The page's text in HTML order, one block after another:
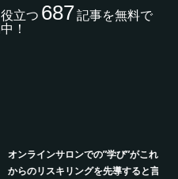
立つ 687記事を無料で
！
オンラインサロンでの”学び”がこれ
からのリスキリングを先導すると言